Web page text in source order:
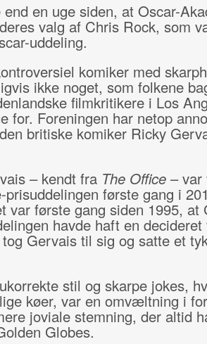
en uge siden, at Oscar-
valg af Chris Rock, som
uddeling.
komiker med
ikke noget, som folkene
filmkritikere i Los
for. Foreningen har netop
britiske komiker Ricky
– kendt fra The Office– var
prisuddelingen første gang i
var første gang siden 1995, at
havde haft en
Gervais til sig og satte et
stil og skarpe jokes,
køer, var en omvæltning i
joviale stemning, der altid
Globes.